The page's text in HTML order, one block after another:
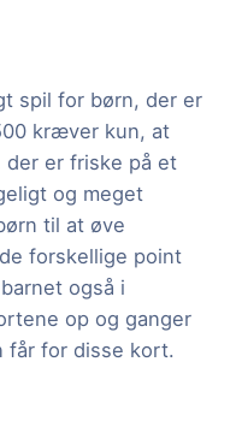
spil for børn, der er
kræver kun, at
der er friske på et
og meget
til at øve
forskellige point
også i
op og ganger
får for disse kort.